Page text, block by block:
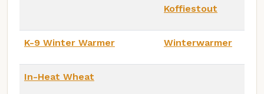
Koffiestout
K-9 Winter Warmer Winterwarmer
In-Heat Wheat